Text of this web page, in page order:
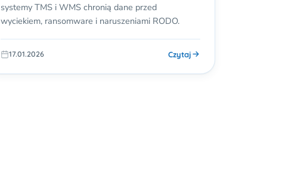
systemy TMS i WMS chronią dane przed
wyciekiem, ransomware i naruszeniami RODO.
17.01.2026 Czytaj